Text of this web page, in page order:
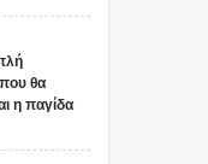
θα
η παγίδα